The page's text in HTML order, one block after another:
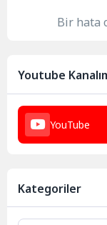
Bir hata
Youtube
YouTube
Kategoriler